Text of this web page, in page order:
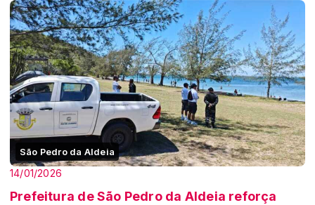
São Pedro da Aldeia
14/01/2026
Prefeitura de São Pedro da Aldeia reforça